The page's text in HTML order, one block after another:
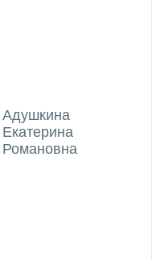
Адушкина
Екатерина
Романовна